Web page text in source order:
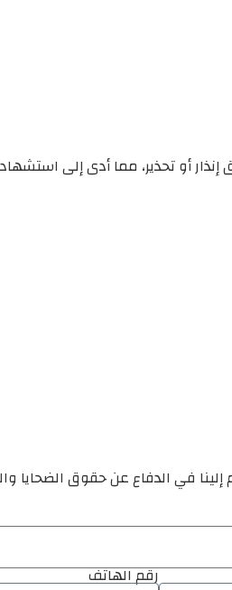
مما أدى إلى استشهاد 7 شهداء. عرف منهم:
في الدفاع عن حقوق
رقم الهاتف